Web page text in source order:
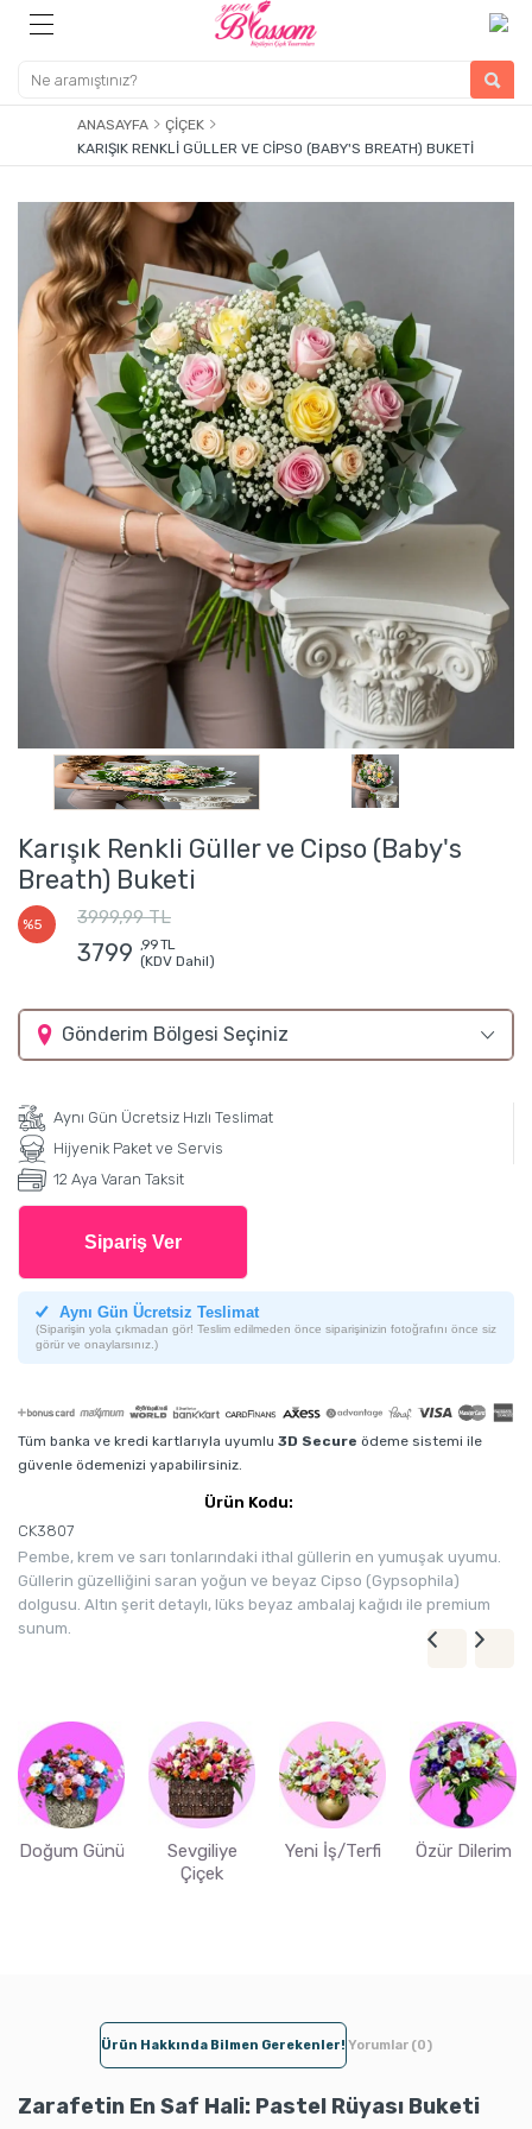
ANASAYFA
ÇIÇEK
KARIŞIK RENKLI GÜLLER VE CIPSO (BABY'S BREATH) BUKETI
Karışık Renkli Güller ve Cipso (Baby's
Breath) Buketi
%5 3999,99 TL
3799 ,99 TL
(KDV Dahil)
Gönderim Bölgesi Seçiniz
Aynı Gün Ücretsiz Hızlı Teslimat
Hijyenik Paket ve Servis
12 Aya Varan Taksit
Sipariş Ver
Aynı Gün Ücretsiz Teslimat
(Siparişin yola çıkmadan gör! Teslim edilmeden önce siparişinizin fotoğrafını önce siz
görür ve onaylarsınız.)
Tüm banka ve kredi kartlarıyla uyumlu 3D Secure ödeme sistemi ile
güvenle ödemenizi yapabilirsiniz.
Ürün Kodu:
CK3807
Pembe, krem ve sarı tonlarındaki ithal güllerin en yumuşak uyumu.
Güllerin güzelliğini saran yoğun ve beyaz Cipso (Gypsophila)
dolgusu. Altın şerit detaylı, lüks beyaz ambalaj kağıdı ile premium
sunum.
Doğum Günü
Sevgiliye
Çiçek
Yeni İş/Terfi Özür Dilerim
Ürün Hakkında Bilmen Gerekenler! Yorumlar (0)
Zarafetin En Saf Hali: Pastel Rüyası Buketi